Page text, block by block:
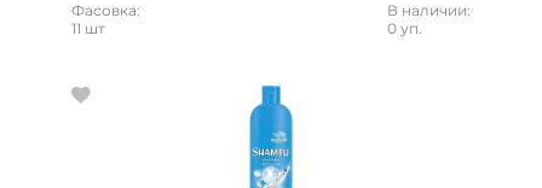
Фасовка:
11 шт
В наличии:
0 уп.